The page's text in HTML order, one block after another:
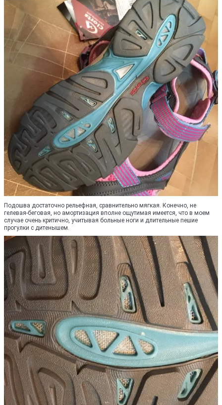
Подошва достаточно рельефная, сравнительно мягкая. Конечно, не
гелевая-беговая, но амортизация вполне ощутимая имеется, что в моем
случае очень критично, учитывая больные ноги и длительные пешие
прогулки с дитенышем.